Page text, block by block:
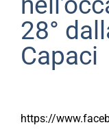
28°
Capaci
https://